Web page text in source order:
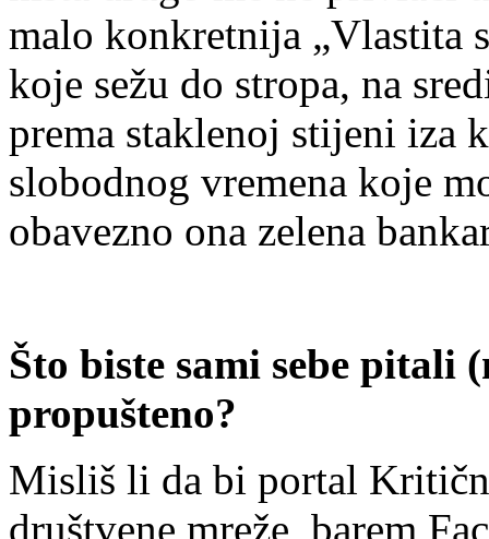
malo konkretnija „Vlastita
koje sežu do stropa, na
prema staklenoj stijeni iza
slobodnog vremena koje
obavezno ona zelena
Što biste sami sebe pitali
propušteno?
Misliš li da bi portal
društvene mreže, barem